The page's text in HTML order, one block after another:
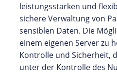
leistungsstarken und
sichere Verwaltung von
sensiblen Daten. Die
einem eigenen Server zu
Kontrolle und Sicherheit,
unter der Kontrolle des